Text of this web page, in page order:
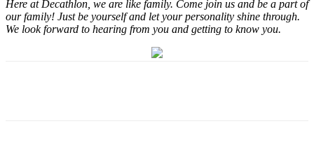
Here at Decathlon, we are like family. Come join us and be a part of
our family! Just be yourself and let your personality shine through.
We look forward to hearing from you and getting to know you.